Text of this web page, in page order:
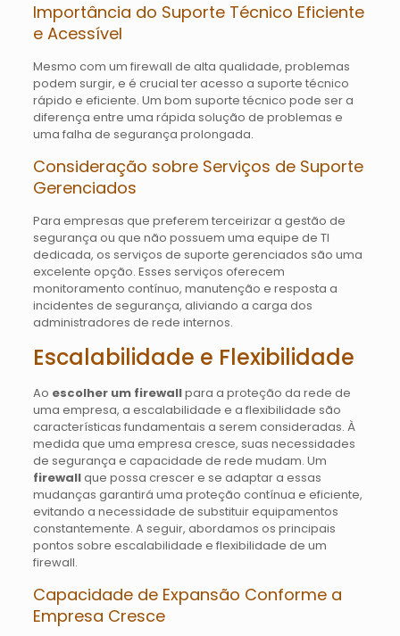
Importância do Suporte Técnico Eficiente
e Acessível
Mesmo com um firewall de alta qualidade, problemas
podem surgir, e é crucial ter acesso a suporte técnico
rápido e eficiente. Um bom suporte técnico pode ser a
diferença entre uma rápida solução de problemas e
uma falha de segurança prolongada.
Consideração sobre Serviços de Suporte
Gerenciados
Para empresas que preferem terceirizar a gestão de
segurança ou que não possuem uma equipe de TI
dedicada, os serviços de suporte gerenciados são uma
excelente opção. Esses serviços oferecem
monitoramento contínuo, manutenção e resposta a
incidentes de segurança, aliviando a carga dos
administradores de rede internos.
Escalabilidade e Flexibilidade
Ao escolher um firewallpara a proteção da rede de
uma empresa, a escalabilidade e a flexibilidade são
características fundamentais a serem consideradas. À
medida que uma empresa cresce, suas necessidades
de segurança e capacidade de rede mudam. Um
firewallque possa crescer e se adaptar a essas
mudanças garantirá uma proteção contínua e eficiente,
evitando a necessidade de substituir equipamentos
constantemente. A seguir, abordamos os principais
pontos sobre escalabilidade e flexibilidade de um
firewall.
Capacidade de Expansão Conforme a
Empresa Cresce